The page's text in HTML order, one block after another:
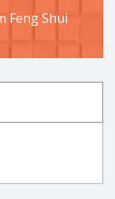
Feng Shui